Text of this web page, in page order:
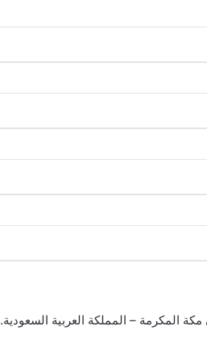
المكرمة – المملكة العربية السعودية.